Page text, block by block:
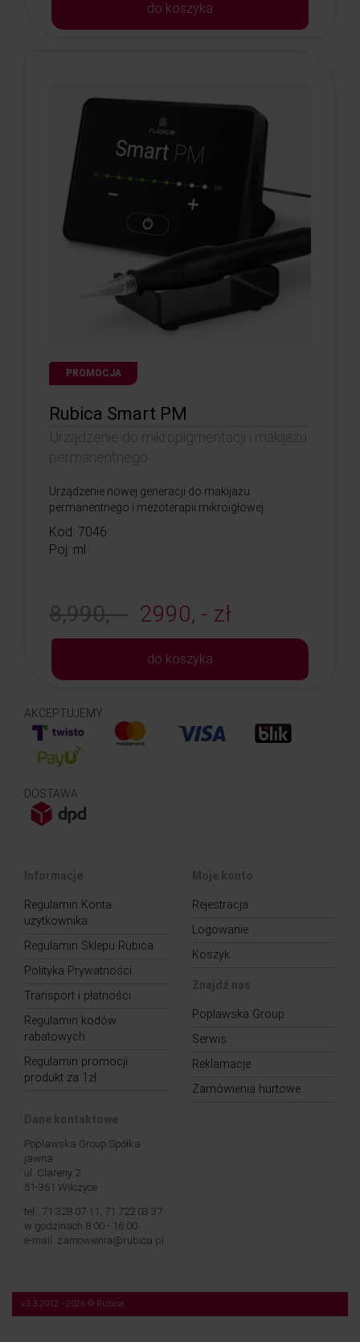
do koszyka
PROMOCJA
Rubica Smart PM
Urządzenie do mikropigmentacji i makijażu
permanentnego
Urządzenie nowej generacji do makijażu
permanentnego i mezoterapii mikroigłowej.
Kod: 7046
Poj: ml
8,990, - 2990, - zł
do koszyka
AKCEPTUJEMY
DOSTAWA
Informacje
Regulamin Konta
użytkownika
Regulamin Sklepu Rubica
Polityka Prywatności
Transport i płatności
Regulamin kodów
rabatowych
Regulamin promocji
produkt za 1zł
Moje konto
Rejestracja
Logowanie
Koszyk
Znajdź nas
Poplawska Group
Serwis
Reklamacje
Zamówienia hurtowe
Dane kontaktowe
Poplawska Group Spółka
jawna
ul. Clareny 2
51-361 Wilczyce
tel.: 71 328 07 11, 71 722 03 37
w godzinach 8:00 - 16:00
e-mail: zamowienia@rubica.pl
v3.3 2012 - 2026 © Rubica